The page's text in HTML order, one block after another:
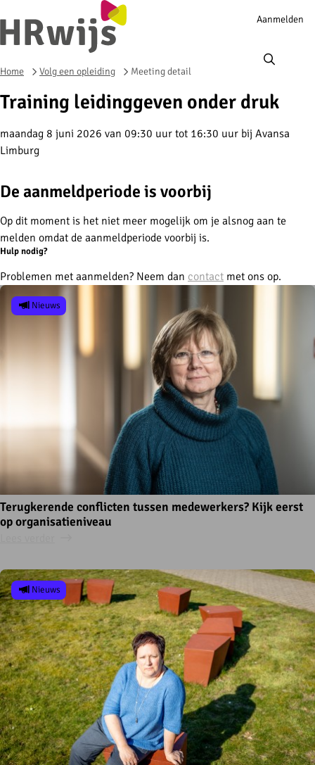
Account
Aanmelden
Home Volg een opleiding Meeting detail
Training leidinggeven onder druk
maandag 8 juni 2026 van 09:30 uur tot 16:30 uur bij Avansa
Limburg
De aanmeldperiode is voorbij
Op dit moment is het niet meer mogelijk om je alsnog aan te
melden omdat de aanmeldperiode voorbij is.
Hulp nodig?
Problemen met aanmelden? Neem dan contact met ons op.
Terugkerende conflicten tussen medewerkers? Kijk eerst
op organisatieniveau
Nieuws
Nieuws